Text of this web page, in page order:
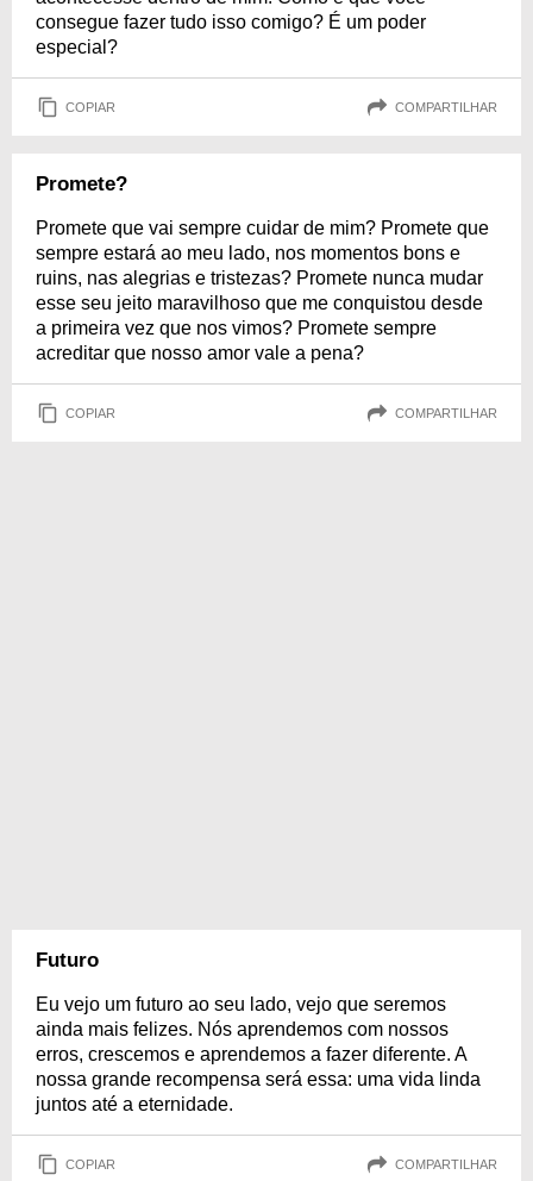
consegue fazer tudo isso comigo? É um poder
especial?
COPIAR COMPARTILHAR
Promete?
Promete que vai sempre cuidar de mim? Promete que
sempre estará ao meu lado, nos momentos bons e
ruins, nas alegrias e tristezas? Promete nunca mudar
esse seu jeito maravilhoso que me conquistou desde
a primeira vez que nos vimos? Promete sempre
acreditar que nosso amor vale a pena?
COPIAR COMPARTILHAR
Futuro
Eu vejo um futuro ao seu lado, vejo que seremos
ainda mais felizes. Nós aprendemos com nossos
erros, crescemos e aprendemos a fazer diferente. A
nossa grande recompensa será essa: uma vida linda
juntos até a eternidade.
COPIAR COMPARTILHAR